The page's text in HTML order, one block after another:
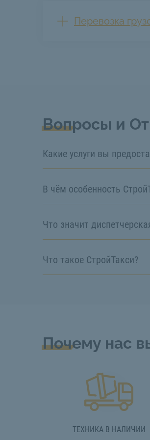
Перевозка
Вопросы и
Какие услуги вы
В чём особенность
Что значит
Что такое СтройТакси?
Почему нас
ТЕХНИКА В НАЛИЧИИ